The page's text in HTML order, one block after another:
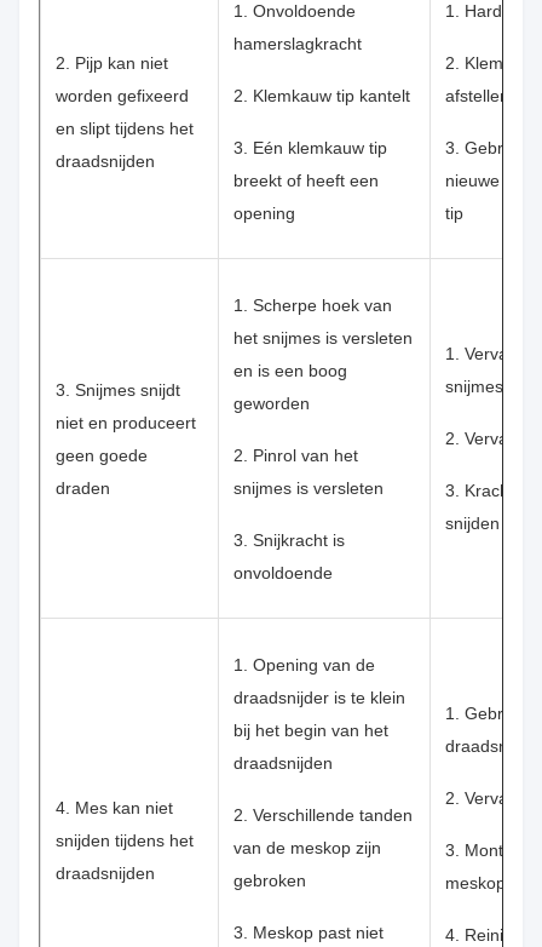
2. Pijp kan niet
worden gefixeerd
en slipt tijdens het
draadsnijden
1. Onvoldoende
hamerslagkracht
2. Klemkauw tip kantelt
3. Eén klemkauw tip
breekt of heeft een
opening
1. Hard
2.
afstellen
3. Gebruik
nieuwe
tip
3. Snijmes snijdt
niet en produceert
geen goede
draden
1. Scherpe hoek van
het snijmes is versleten
en is een boog
geworden
2. Pinrol van het
snijmes is versleten
3. Snijkracht is
onvoldoende
1. Vervang
snijmesblad
2. Vervang
3. Krachtiger
snijden
4. Mes kan niet
snijden tijdens het
draadsnijden
1. Opening van de
draadsnijder is te klein
bij het begin van het
draadsnijden
2. Verschillende tanden
van de meskop zijn
gebroken
3. Meskop past niet
1. Gebruik
2. Vervang
3. Monteer
meskop
4. Reinig de